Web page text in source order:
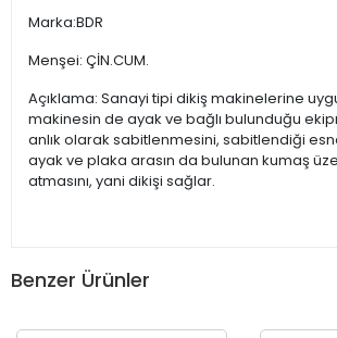
Marka:BDR
Menşei: ÇİN.CUM.
Açıklama: Sanayi tipi dikiş makinelerine
makinesin de ayak ve bağlı bulunduğu
anlık olarak sabitlenmesini, sabitlendiği
ayak ve plaka arasın da bulunan kumaş
atmasını, yani dikişi sağlar.
Benzer Ürünler